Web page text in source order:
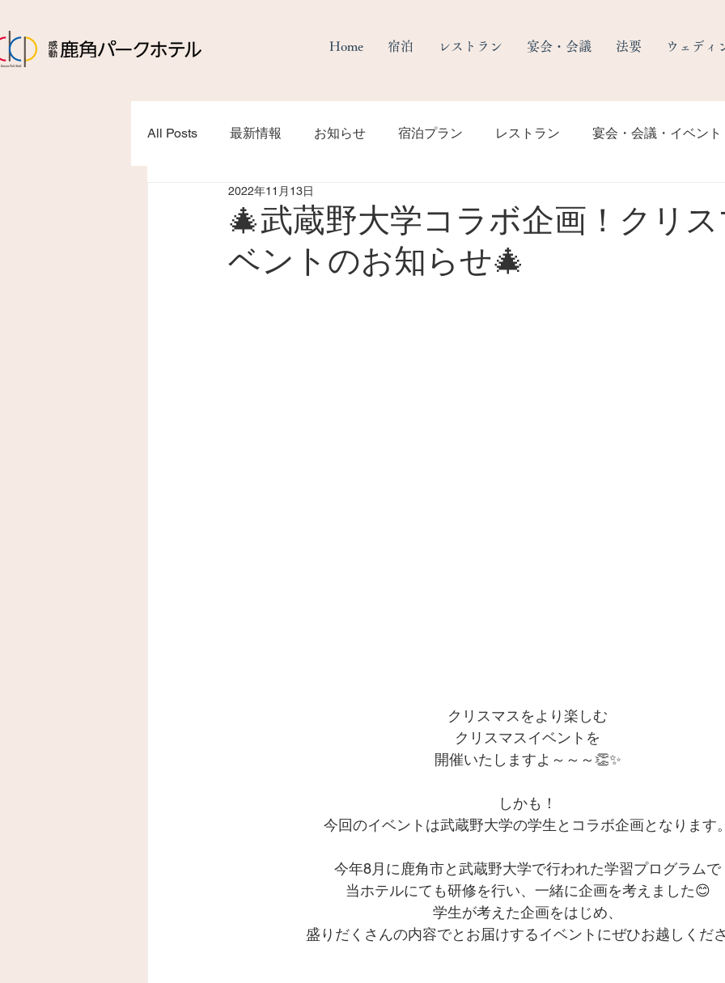
Home 宿泊 レストラン 宴会・会議 法要 ウェディ
All Posts 最新情報 お知らせ 宿泊プラン レストラン 宴会・会議・イベント
🎄武蔵野大学コラボ企画！クリ
ベントのお知らせ🎄
2022年11月13日
クリスマスをより楽しむ
クリスマスイベントを
開催いたしますよ～～～👏✨
しかも！
今回のイベントは武蔵野大学の学生とコラボ企画となります
今年8月に鹿角市と武蔵野大学で行われた学習プログラムで
当ホテルにても研修を行い、一緒に企画を考えました😊
学生が考えた企画をはじめ、
盛りだくさんの内容でとお届けするイベントにぜひお越しくだ